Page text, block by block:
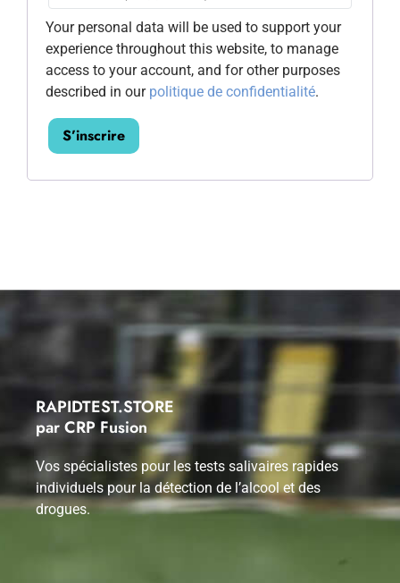
Your personal data will be used to support your
experience throughout this website, to manage
access to your account, and for other purposes
described in our politique de confidentialité.
S’inscrire
RAPIDTEST.STORE
par CRP Fusion
Vos spécialistes pour les tests salivaires rapides
individuels pour la détection de l’alcool et des
drogues.